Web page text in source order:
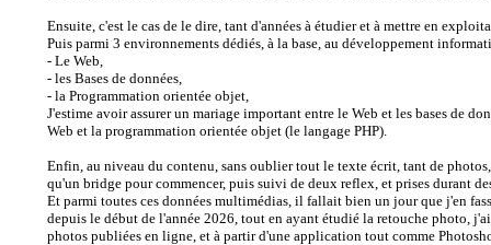
Ensuite, c'est le cas de le dire, tant d'années à étudier et à mettre en
Puis parmi 3 environnements dédiés, à la base, au développement
- Le Web,
- les Bases de données,
- la Programmation orientée objet,
J'estime avoir assurer un mariage important entre le Web et les bases de
Web et la programmation orientée objet (le langage PHP).
Enfin, au niveau du contenu, sans oublier tout le texte écrit, tant de
qu'un bridge pour commencer, puis suivi de deux reflex, et prises durant
Et parmi toutes ces données multimédias, il fallait bien un jour que j'en
depuis le début de l'année 2026, tout en ayant étudié la retouche photo,
photos publiées en ligne, et à partir d'une application tout comme